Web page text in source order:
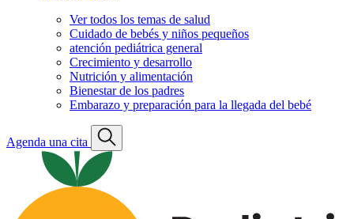
Ver todos los temas de salud
Cuidado de bebés y niños pequeños
atención pediátrica general
Crecimiento y desarrollo
Nutrición y alimentación
Bienestar de los padres
Embarazo y preparación para la llegada del bebé
Agenda una cita